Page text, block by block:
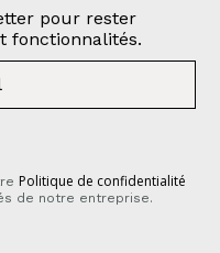
pour rester
fonctionnalités.
Politique de confidentialité
de notre entreprise.